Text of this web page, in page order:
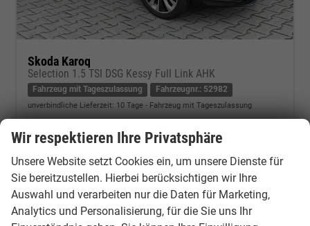
Skoda Karoq
Selection 1.5 TSI DSG Kessy Full Link AHK
Fahrzeug mit Tageszulassung Fahrzeugnr.: 52982
unverbindliche Lieferzeit: 10 Tage Fahrzeug mit Tageszulassung
Fahrzeugnr. 52982 Getriebe Automatik
Leistung
110 kW (150 PS) Kilometerstand 20 km
01.06.2026
31.977,– €
incl. 19% MwSt.
Kontakt & Angebot anfordern
PDF-Datei, Fahrzeugexposé
Fahrzeug merken/
Wir respektieren Ihre Privatsphäre
Unsere Website setzt Cookies ein, um unsere Dienste für
Sie bereitzustellen. Hierbei berücksichtigen wir Ihre
Auswahl und verarbeiten nur die Daten für Marketing,
Analytics und Personalisierung, für die Sie uns Ihr